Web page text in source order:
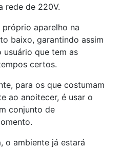
rede de 220V.
aparelho na
baixo, garantindo assim
usuário que tem as
certos.
para os que costumam
ao anoitecer, é usar o
conjunto de
o ambiente já estará